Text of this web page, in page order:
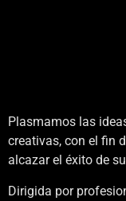
Plasmamos las
creativas, con el fin
alcazar el éxito de
Dirigida por